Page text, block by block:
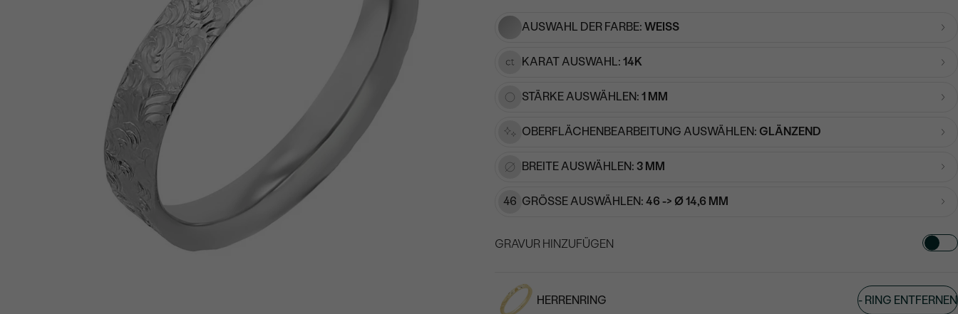
AUSWAHL DER FARBE: WEISS
KARAT AUSWAHL: 14K
STÄRKE AUSWÄHLEN: 1 MM
OBERFLÄCHENBEARBEITUNG AUSWÄHLEN: GLÄNZEND
BREITE AUSWÄHLEN: 3 MM
46 GRÖSSE AUSWÄHLEN: 46 -> Ø 14,6 MM
GRAVUR HINZUFÜGEN
Geben Sie Initialen/Text ein
HERRENRING -RING ENTFERNEN